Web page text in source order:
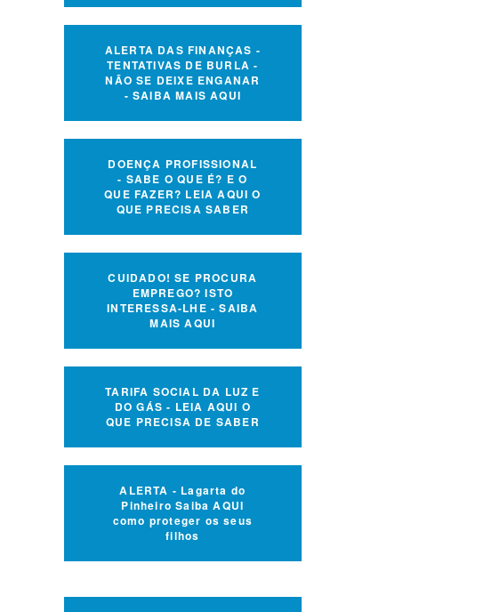
ALERTA DAS FINANÇAS -
TENTATIVAS DE BURLA -
NÃO SE DEIXE ENGANAR
- SAIBA MAIS AQUI
DOENÇA PROFISSIONAL
- SABE O QUE É? E O
QUE FAZER? LEIA AQUI O
QUE PRECISA SABER
CUIDADO! SE PROCURA
EMPREGO? ISTO
INTERESSA-LHE - SAIBA
MAIS AQUI
TARIFA SOCIAL DA LUZ E
DO GÁS - LEIA AQUI O
QUE PRECISA DE SABER
ALERTA - Lagarta do
Pinheiro Saiba AQUI
como proteger os seus
filhos